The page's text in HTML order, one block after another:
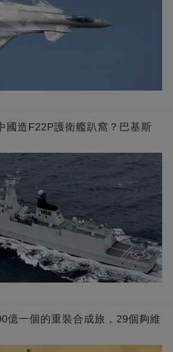
國造F22P護衛艦趴窩？巴基斯
億一個的重裝合成旅，29個夠維